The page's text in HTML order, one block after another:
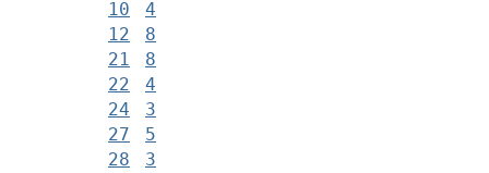
10
4
12
8
21
8
22
4
24
3
27
5
28
3